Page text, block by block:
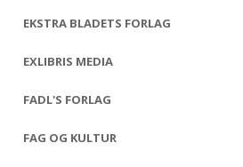
EKSTRA BLADETS FORLAG
EXLIBRIS MEDIA
FADL'S FORLAG
FAG OG KULTUR